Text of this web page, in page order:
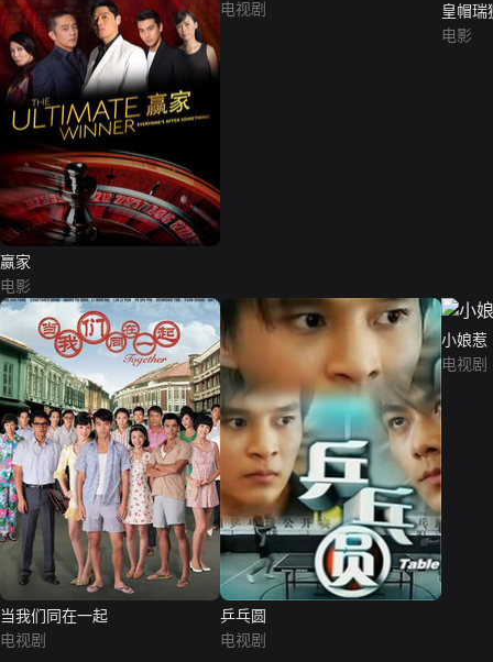
赢家
电影
电视剧
皇帽瑞
电影
当我们同在一起
电视剧
乒乓圆
电视剧
小娘惹
电视剧